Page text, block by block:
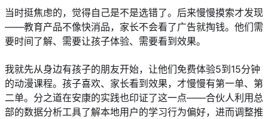
当时挺焦虑的，觉得自己是不是选错了。后来慢慢摸索才发现
——教育产品不像快消品，家长不会看了广告就掏钱。他们需
要时间了解、需要让孩子体验、需要看到效果。
我就先从身边有孩子的朋友开始，让他们免费体验5到15分钟
的动漫课程。孩子喜欢、家长看到效果，才慢慢有第一单、第
二单。分之道在安康的实践也印证了这一点——合伙人利用总
部的数据分析工具了解本地用户的学习行为偏好，进而调整推